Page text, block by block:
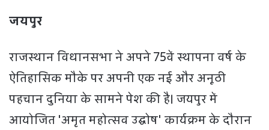
जयपुर
राजस्थान विधानसभा ने अपने 75वें स्थापना वर्ष के
ऐतिहासिक मौके पर अपनी एक नई और अनूठी
पहचान दुनिया के सामने पेश की है। जयपुर में
आयोजित 'अमृत महोत्सव उद्घोष' कार्यक्रम के दौरान